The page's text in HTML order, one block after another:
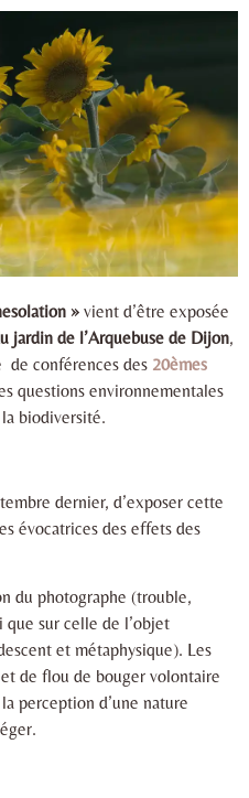
» vient d’être exposée
jardin de l’Arquebuse de Dijon,
de conférences des 20èmes
questions environnementales
biodiversité.
dernier, d’exposer cette
évocatrices des effets des
du photographe (trouble,
sur celle de l’objet
et métaphysique). Les
de flou de bouger volontaire
perception d’une nature